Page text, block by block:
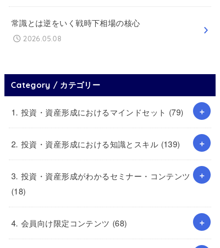
常識とは逆をいく戦時下相場の核心
2026.05.08
Category / カテゴリー
1. 投資・資産形成におけるマインドセット (79)
2. 投資・資産形成における知識とスキル (139)
3. 投資・資産形成がわかるセミナー・コンテンツ
(18)
4. 会員向け限定コンテンツ (68)